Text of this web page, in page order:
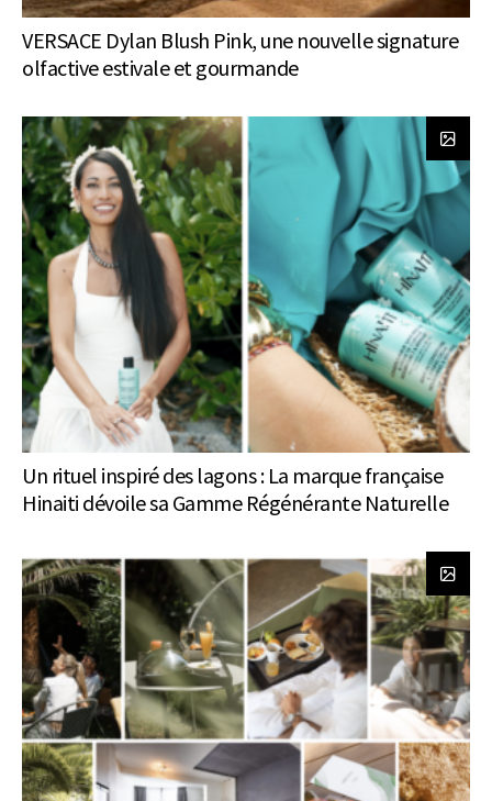
VERSACE Dylan Blush Pink, une nouvelle signature
olfactive estivale et gourmande
Un rituel inspiré des lagons : La marque française
Hinaiti dévoile sa Gamme Régénérante Naturelle